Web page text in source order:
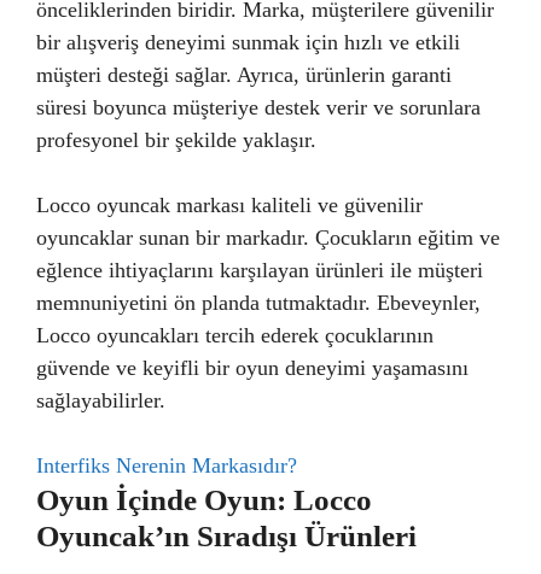
önceliklerinden biridir. Marka, müşterilere güvenilir
bir alışveriş deneyimi sunmak için hızlı ve etkili
müşteri desteği sağlar. Ayrıca, ürünlerin garanti
süresi boyunca müşteriye destek verir ve sorunlara
profesyonel bir şekilde yaklaşır.
Locco oyuncak markası kaliteli ve güvenilir
oyuncaklar sunan bir markadır. Çocukların eğitim ve
eğlence ihtiyaçlarını karşılayan ürünleri ile müşteri
memnuniyetini ön planda tutmaktadır. Ebeveynler,
Locco oyuncakları tercih ederek çocuklarının
güvende ve keyifli bir oyun deneyimi yaşamasını
sağlayabilirler.
Interfiks Nerenin Markasıdır?
Oyun İçinde Oyun: Locco
Oyuncak’ın Sıradışı Ürünleri